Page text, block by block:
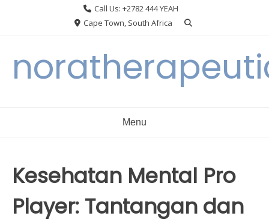
Call Us: +2782 444 YEAH
Cape Town, South Africa
Menu
Kesehatan Mental Pro
Player: Tantangan dan